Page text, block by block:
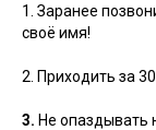
1. Заранее
своё имя!
2. Приходить за
3. Не опаздывать